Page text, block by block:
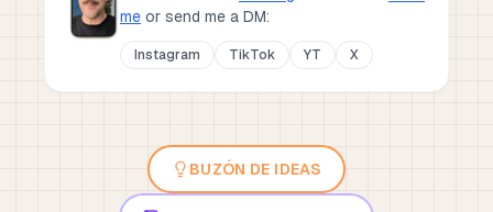
me or send me a DM:
Instagram TikTok YT X
BUZÓN DE IDEAS